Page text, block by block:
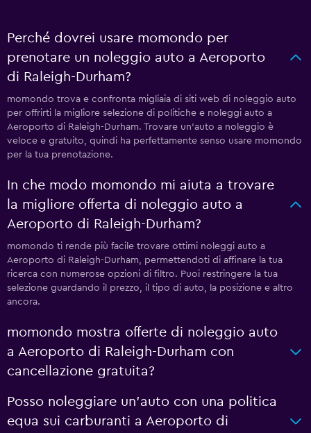
Perché dovrei usare momondo per
prenotare un noleggio auto a Aeroporto
di Raleigh-Durham?
momondo trova e confronta migliaia di siti web di noleggio auto
per offrirti la migliore selezione di politiche e noleggi auto a
Aeroporto di Raleigh-Durham. Trovare un'auto a noleggio è
veloce e gratuito, quindi ha perfettamente senso usare momondo
per la tua prenotazione.
In che modo momondo mi aiuta a trovare
la migliore offerta di noleggio auto a
Aeroporto di Raleigh-Durham?
momondo ti rende più facile trovare ottimi noleggi auto a
Aeroporto di Raleigh-Durham, permettendoti di affinare la tua
ricerca con numerose opzioni di filtro. Puoi restringere la tua
selezione guardando il prezzo, il tipo di auto, la posizione e altro
ancora.
momondo mostra offerte di noleggio auto
a Aeroporto di Raleigh-Durham con
cancellazione gratuita?
Posso noleggiare un'auto con una politica
equa sui carburanti a Aeroporto di